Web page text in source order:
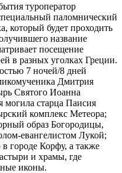
туроператор
паломнический
который будет проходить
название
посещение
в разных уголках Греции.
7 ночей/8 дней
Дмитрия
Святого Иоанна
могила старца Паисия
комплекс Метеора;
образ Богородицы,
евангелистом Лукой;
городе Корфу, а также
и храмы, где
иконы.